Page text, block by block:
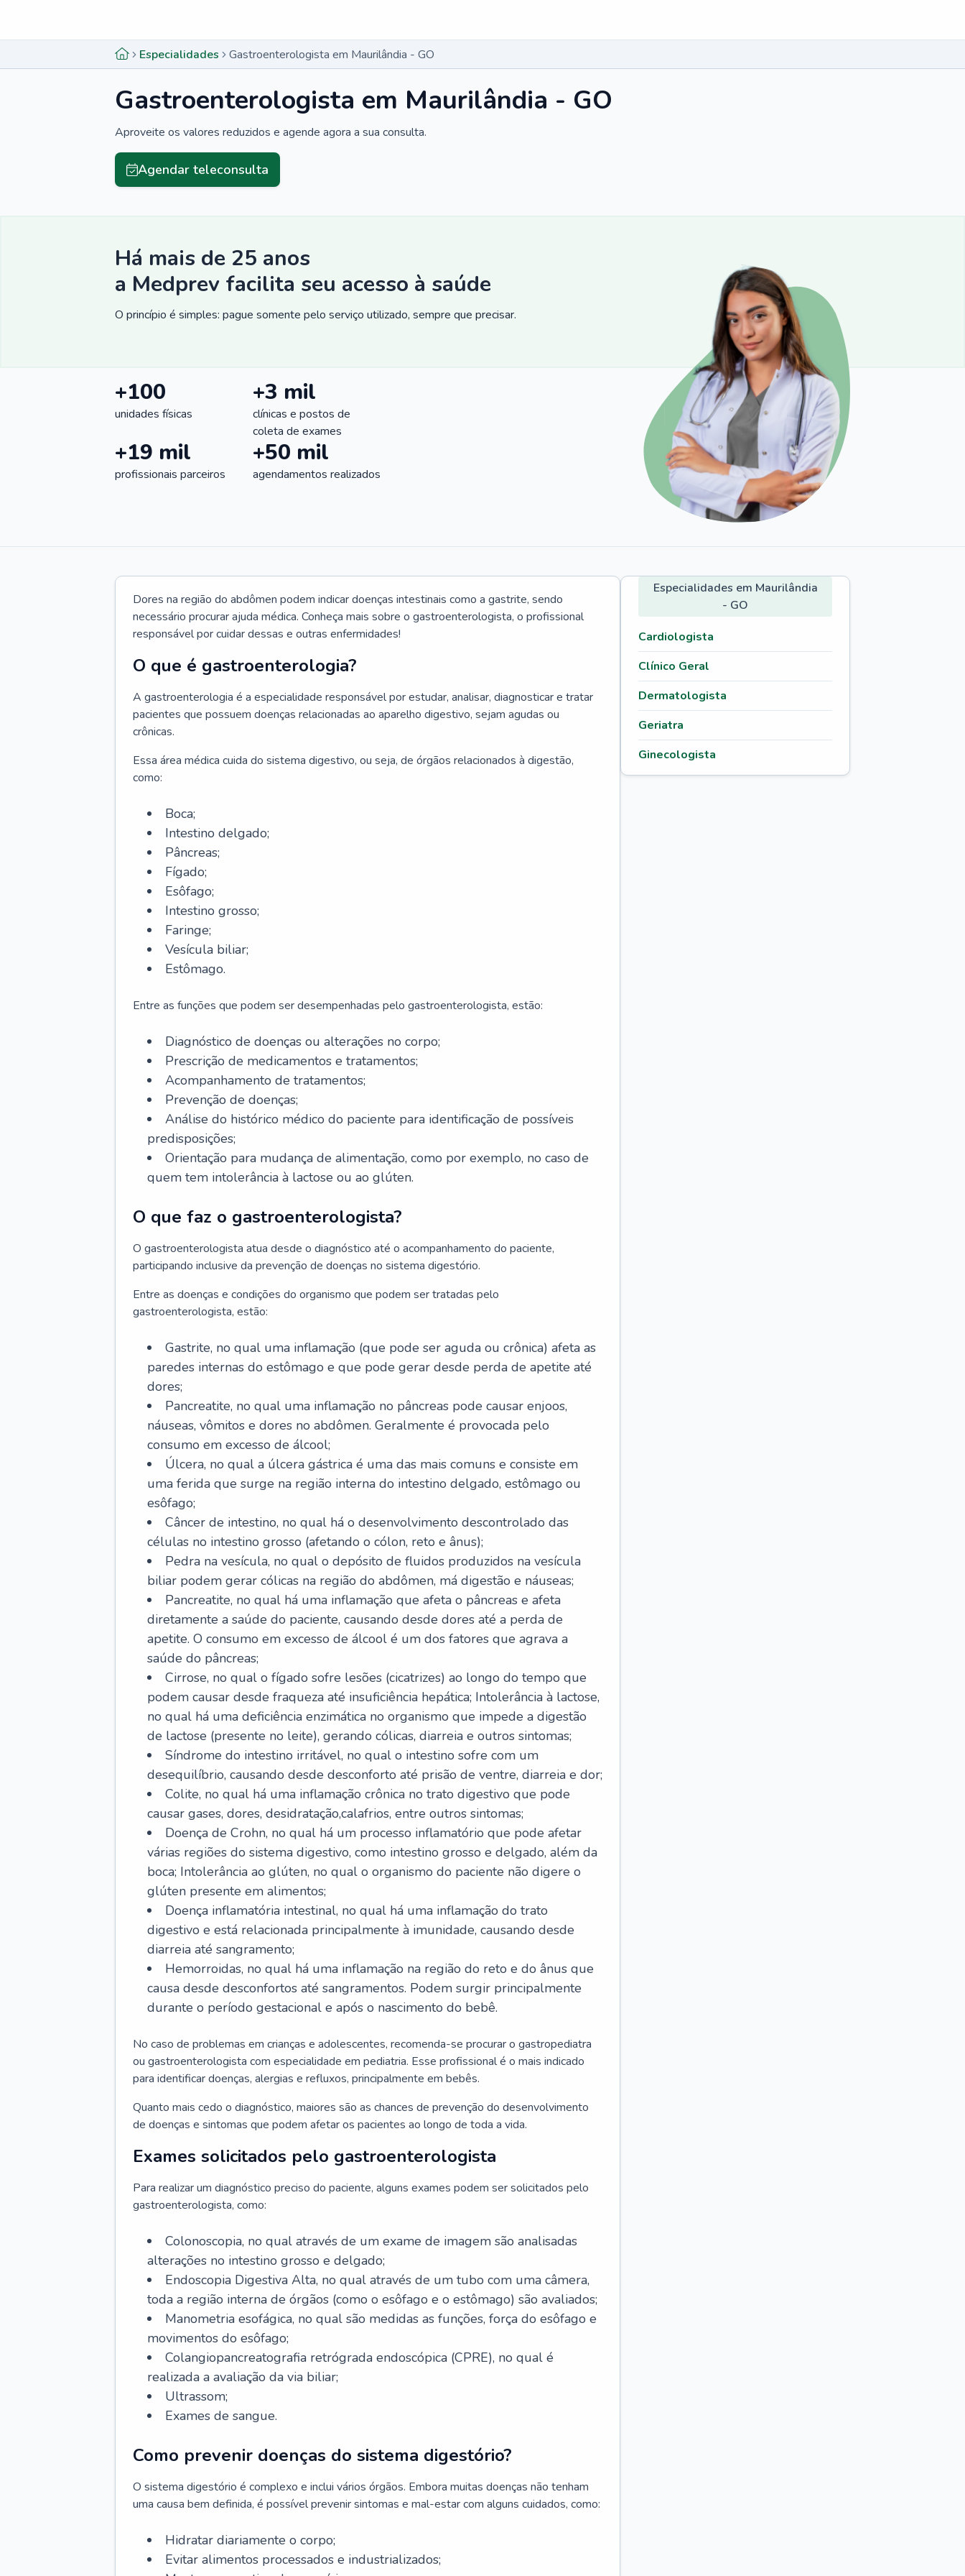
Especialidades Gastroenterologista em Maurilândia - GO
Gastroenterologista em Maurilândia - GO
Aproveite os valores reduzidos e agende agora a sua consulta.
Agendar teleconsulta
Há mais de 25 anos
a Medprev facilita seu acesso à saúde
O princípio é simples: pague somente pelo serviço utilizado, sempre que precisar.
+100
unidades físicas
+3 mil
clínicas e postos de
coleta de exames
+19 mil
profissionais parceiros
+50 mil
agendamentos realizados
Dores na região do abdômen podem indicar doenças intestinais como a gastrite, sendo
necessário procurar ajuda médica. Conheça mais sobre o gastroenterologista, o profissional
responsável por cuidar dessas e outras enfermidades!
O que é gastroenterologia?
A gastroenterologia é a especialidade responsável por estudar, analisar, diagnosticar e tratar
pacientes que possuem doenças relacionadas ao aparelho digestivo, sejam agudas ou
crônicas.
Essa área médica cuida do sistema digestivo, ou seja, de órgãos relacionados à digestão,
como:
Boca;
Intestino delgado;
Pâncreas;
Fígado;
Esôfago;
Intestino grosso;
Faringe;
Vesícula biliar;
Estômago.
Entre as funções que podem ser desempenhadas pelo gastroenterologista, estão:
Diagnóstico de doenças ou alterações no corpo;
Prescrição de medicamentos e tratamentos;
Acompanhamento de tratamentos;
Prevenção de doenças;
Análise do histórico médico do paciente para identificação de possíveis
predisposições;
Orientação para mudança de alimentação, como por exemplo, no caso de
quem tem intolerância à lactose ou ao glúten.
O que faz o gastroenterologista?
O gastroenterologista atua desde o diagnóstico até o acompanhamento do paciente,
participando inclusive da prevenção de doenças no sistema digestório.
Entre as doenças e condições do organismo que podem ser tratadas pelo
gastroenterologista, estão:
Gastrite, no qual uma inflamação (que pode ser aguda ou crônica) afeta as
paredes internas do estômago e que pode gerar desde perda de apetite até
dores;
Pancreatite, no qual uma inflamação no pâncreas pode causar enjoos,
náuseas, vômitos e dores no abdômen. Geralmente é provocada pelo
consumo em excesso de álcool;
Úlcera, no qual a úlcera gástrica é uma das mais comuns e consiste em
uma ferida que surge na região interna do intestino delgado, estômago ou
esôfago;
Câncer de intestino, no qual há o desenvolvimento descontrolado das
células no intestino grosso (afetando o cólon, reto e ânus);
Pedra na vesícula, no qual o depósito de fluidos produzidos na vesícula
biliar podem gerar cólicas na região do abdômen, má digestão e náuseas;
Pancreatite, no qual há uma inflamação que afeta o pâncreas e afeta
diretamente a saúde do paciente, causando desde dores até a perda de
apetite. O consumo em excesso de álcool é um dos fatores que agrava a
saúde do pâncreas;
Cirrose, no qual o fígado sofre lesões (cicatrizes) ao longo do tempo que
podem causar desde fraqueza até insuficiência hepática; Intolerância à lactose,
no qual há uma deficiência enzimática no organismo que impede a digestão
de lactose (presente no leite), gerando cólicas, diarreia e outros sintomas;
Síndrome do intestino irritável, no qual o intestino sofre com um
desequilíbrio, causando desde desconforto até prisão de ventre, diarreia e dor;
Colite, no qual há uma inflamação crônica no trato digestivo que pode
causar gases, dores, desidratação,calafrios, entre outros sintomas;
Doença de Crohn, no qual há um processo inflamatório que pode afetar
várias regiões do sistema digestivo, como intestino grosso e delgado, além da
boca; Intolerância ao glúten, no qual o organismo do paciente não digere o
glúten presente em alimentos;
Doença inflamatória intestinal, no qual há uma inflamação do trato
digestivo e está relacionada principalmente à imunidade, causando desde
diarreia até sangramento;
Hemorroidas, no qual há uma inflamação na região do reto e do ânus que
causa desde desconfortos até sangramentos. Podem surgir principalmente
durante o período gestacional e após o nascimento do bebê.
No caso de problemas em crianças e adolescentes, recomenda-se procurar o gastropediatra
ou gastroenterologista com especialidade em pediatria. Esse profissional é o mais indicado
para identificar doenças, alergias e refluxos, principalmente em bebês.
Quanto mais cedo o diagnóstico, maiores são as chances de prevenção do desenvolvimento
de doenças e sintomas que podem afetar os pacientes ao longo de toda a vida.
Exames solicitados pelo gastroenterologista
Para realizar um diagnóstico preciso do paciente, alguns exames podem ser solicitados pelo
gastroenterologista, como:
Colonoscopia, no qual através de um exame de imagem são analisadas
alterações no intestino grosso e delgado;
Endoscopia Digestiva Alta, no qual através de um tubo com uma câmera,
toda a região interna de órgãos (como o esôfago e o estômago) são avaliados;
Manometria esofágica, no qual são medidas as funções, força do esôfago e
movimentos do esôfago;
Colangiopancreatografia retrógrada endoscópica (CPRE), no qual é
realizada a avaliação da via biliar;
Ultrassom;
Exames de sangue.
Como prevenir doenças do sistema digestório?
O sistema digestório é complexo e inclui vários órgãos. Embora muitas doenças não tenham
uma causa bem definida, é possível prevenir sintomas e mal-estar com alguns cuidados, como:
Hidratar diariamente o corpo;
Evitar alimentos processados e industrializados;
Especialidades em Maurilândia
- GO
Cardiologista
Clínico Geral
Dermatologista
Geriatra
Ginecologista